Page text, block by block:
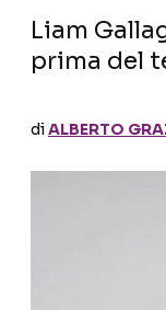
Liam
prima del
diALBERTO